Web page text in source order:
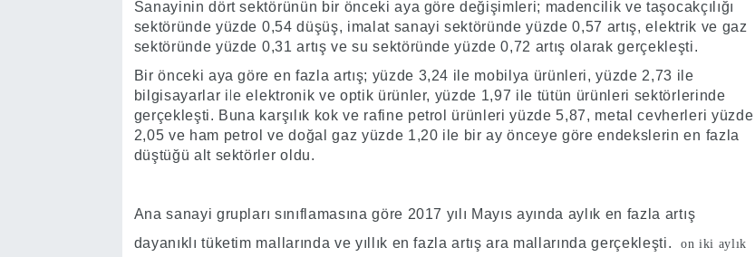
Sanayinin dört sektörünün bir önceki aya göre değişimleri; madencilik ve taşocakçılığı
sektöründe yüzde 0,54 düşüş, imalat sanayi sektöründe yüzde 0,57 artış, elektrik ve gaz
sektöründe yüzde 0,31 artış ve su sektöründe yüzde 0,72 artış olarak gerçekleşti.
Bir önceki aya göre en fazla artış; yüzde 3,24 ile mobilya ürünleri, yüzde 2,73 ile
bilgisayarlar ile elektronik ve optik ürünler, yüzde 1,97 ile tütün ürünleri sektörlerinde
gerçekleşti. Buna karşılık kok ve rafine petrol ürünleri yüzde 5,87, metal cevherleri yüzde
2,05 ve ham petrol ve doğal gaz yüzde 1,20 ile bir ay önceye göre endekslerin en fazla
düştüğü alt sektörler oldu.
Ana sanayi grupları sınıflamasına göre 2017 yılı Mayıs ayında aylık en fazla artış
dayanıklı tüketim mallarında ve yıllık en fazla artış ara mallarında gerçekleşti.
on iki aylık